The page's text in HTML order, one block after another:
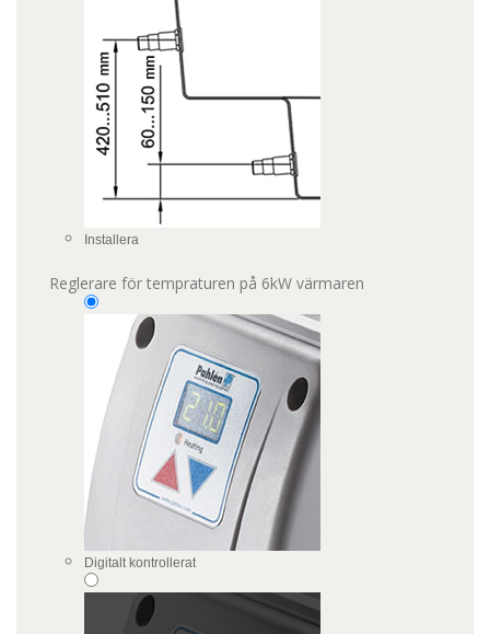
Installera
Reglerare för tempraturen på 6kW värmaren
Digitalt kontrollerat